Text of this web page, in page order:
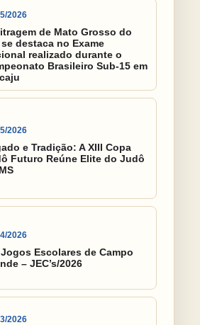
2026
de Mato Grosso do
destaca no Exame
realizado durante o
Brasileiro Sub-15 em
2026
e Tradição: A XIII Copa
Futuro Reúne Elite do Judô
2026
Jogos Escolares de Campo
– JEC’s/2026
2026